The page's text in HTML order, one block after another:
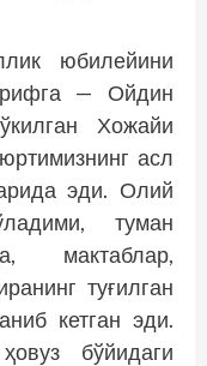
юбилейини
— Ойдин
Хожайи
асл
эди. Олий
туман
мактаблар,
туғилган
кетган эди.
бўйидаги